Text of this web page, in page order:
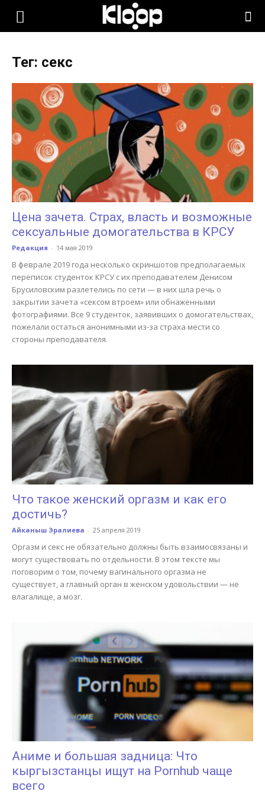
KLOOP.KG
Новости
Кыргызстана
Тег: секс
Цена зачета. Страх, власть и возможные
сексуальные домогательства в КРСУ
Редакция - 14 мая 2019
В феврале 2019 года несколько скриншотов предполагаемых
переписок студенток КРСУ с их преподавателем Денисом
Брусиловским разлетелись по сети — в них шла речь о
закрытии зачета «сексом втроем» или обнаженными
фотографиями. Все 9 студенток, заявивших о домогательствах,
пожелали остаться анонимными из-за страха мести со
стороны преподавателя.
Что такое женский оргазм и как его
достичь?
Айканыш Эралиева - 25 апреля 2019
Оргазм и секс не обязательно должны быть взаимосвязаны и
могут существовать по отдельности. В этом тексте мы
поговорим о том, почему вагинального оргазма не
существует, а главный орган в женском удовольствии — не
влагалище, а мозг.
Аниме и большая задница: Что
кыргызстанцы ищут на Pornhub чаще
всего